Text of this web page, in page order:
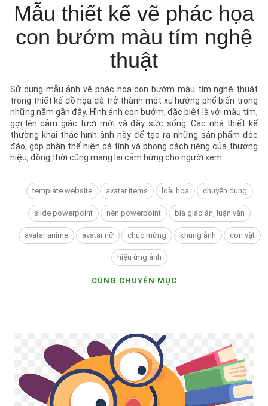
Mẫu thiết kế vẽ phác họa
con bướm màu tím nghệ
thuật
Sử dụng mẫu ảnh vẽ phác họa con bướm màu tím nghệ thuật
trong thiết kế đồ họa đã trở thành một xu hướng phổ biến trong
những năm gần đây. Hình ảnh con bướm, đặc biệt là với màu tím,
gợi lên cảm giác tươi mới và đầy sức sống. Các nhà thiết kế
thường khai thác hình ảnh này để tạo ra những sản phẩm độc
đáo, góp phần thể hiện cá tính và phong cách riêng của thương
hiệu, đồng thời cũng mang lại cảm hứng cho người xem.
template website avatar items loài hoa chuyên dụng
slide powerpoint nền powerpoint bìa giáo án, luận văn
avatar anime avatar nữ chúc mừng khung ảnh con vật
hiệu ứng ảnh
CÙNG CHUYÊN MỤC